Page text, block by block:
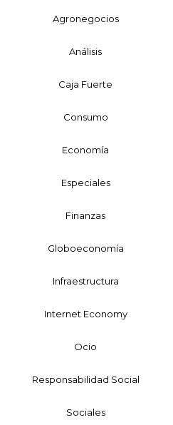
Agronegocios
Análisis
Caja Fuerte
Consumo
Economía
Especiales
Finanzas
Globoeconomía
Infraestructura
Internet Economy
Ocio
Responsabilidad Social
Sociales